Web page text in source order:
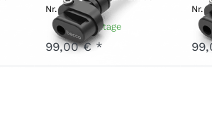
Nr.
184
3 - 7 Werktage
99,00 € *
Nr.
3